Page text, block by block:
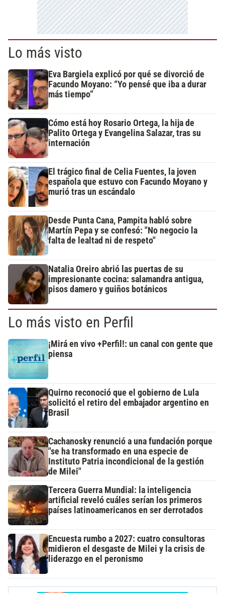
Lo más visto
Eva Bargiela explicó por qué se divorció de
Facundo Moyano: “Yo pensé que iba a durar
más tiempo”
Cómo está hoy Rosario Ortega, la hija de
Palito Ortega y Evangelina Salazar, tras su
internación
El trágico final de Celia Fuentes, la joven
española que estuvo con Facundo Moyano y
murió tras un escándalo
Desde Punta Cana, Pampita habló sobre
Martín Pepa y se confesó: "No negocio la
falta de lealtad ni de respeto"
Natalia Oreiro abrió las puertas de su
impresionante cocina: salamandra antigua,
pisos damero y guiños botánicos
Lo más visto en Perfil
¡Mirá en vivo +Perfil!: un canal con gente que
piensa
Quirno reconoció que el gobierno de Lula
solicitó el retiro del embajador argentino en
Brasil
Cachanosky renunció a una fundación porque
"se ha transformado en una especie de
Instituto Patria incondicional de la gestión
de Milei"
Tercera Guerra Mundial: la inteligencia
artificial reveló cuáles serían los primeros
países latinoamericanos en ser derrotados
Encuesta rumbo a 2027: cuatro consultoras
midieron el desgaste de Milei y la crisis de
liderazgo en el peronismo